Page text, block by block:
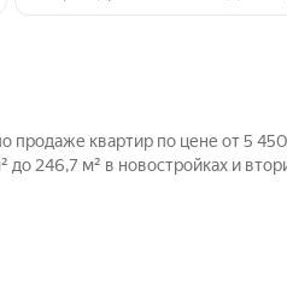
продаже квартир по цене от 5
246,7 м² в новостройках и